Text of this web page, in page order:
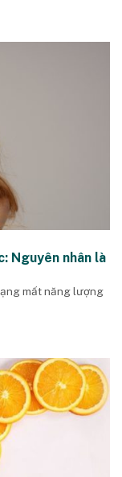
Nguyên nhân là
mất năng lượng